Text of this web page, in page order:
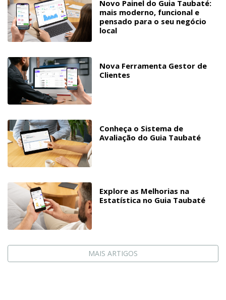
Novo Painel do Guia Taubaté:
mais moderno, funcional e
pensado para o seu negócio
local
Nova Ferramenta Gestor de
Clientes
Conheça o Sistema de
Avaliação do Guia Taubaté
Explore as Melhorias na
Estatística no Guia Taubaté
MAIS ARTIGOS